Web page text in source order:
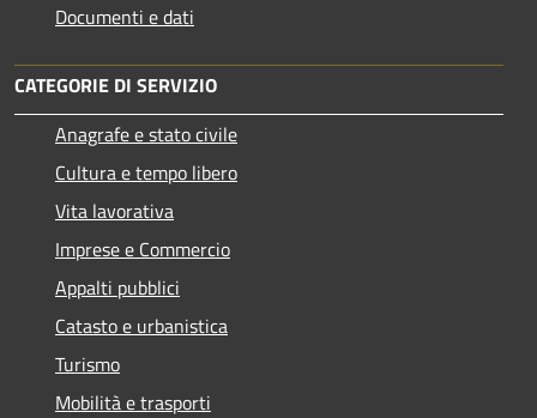
Documenti e dati
CATEGORIE DI SERVIZIO
Anagrafe e stato civile
Cultura e tempo libero
Vita lavorativa
Imprese e Commercio
Appalti pubblici
Catasto e urbanistica
Turismo
Mobilità e trasporti